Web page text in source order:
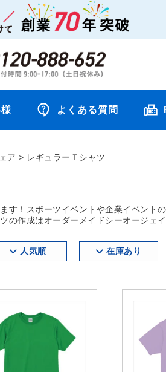
よくある質問
ア > レギュラーＴシャツ
す！スポーツイベントや企業イベント
の作成はオーダーメイドシーオージェ
人気順 在庫あり